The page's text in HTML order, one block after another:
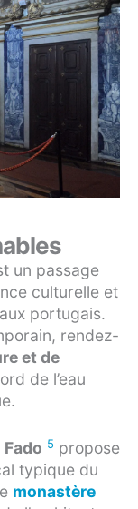
un passage
culturelle et
portugais.
rendez-
et de
de l’eau
Fado 5 propose
typique du
monastère